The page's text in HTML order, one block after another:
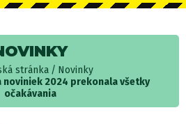
stránka
Novinky
noviniek 2024 prekonala všetky
očakávania